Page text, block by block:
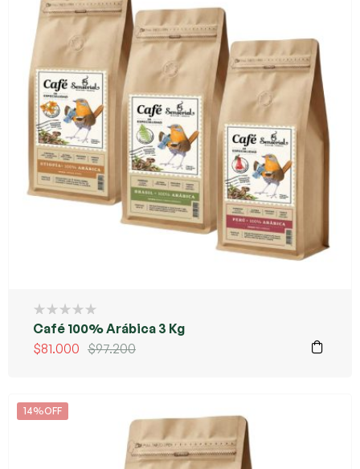
Café 100% Arábica 3 Kg
$97.200
$81.000
14%OFF